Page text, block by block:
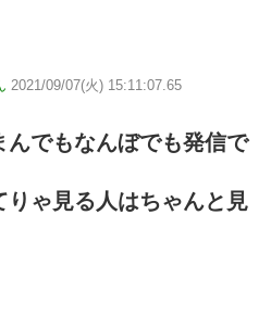
2021/09/07(火) 15:11:07.65
でもなんぼでも発信で
ゃ見る人はちゃんと見